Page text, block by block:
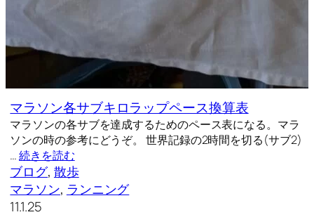
マラソン各サブキロラップペース換算表
マラソンの各サブを達成するためのペース表になる。マラ
ソンの時の参考にどうぞ。 世界記録の2時間を切る(サブ2)
…続きを読む
ブログ, 散歩
マラソン, ランニング
11.1.25